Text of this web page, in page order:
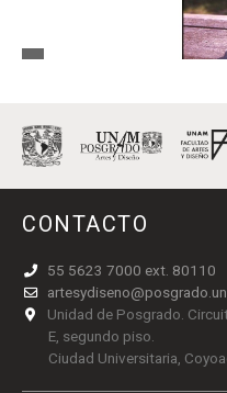
CONTACTO
55 5623 7000 ext. 80110
Unidad de Posgrado.
E, segundo piso.
Ciudad Universitaria,